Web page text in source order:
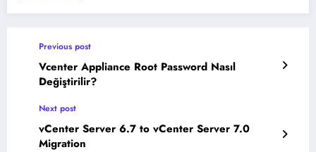
Previous post
Vcenter Appliance Root Password Nasıl
Değiştirilir?
Next post
vCenter Server 6.7 to vCenter Server 7.0
Migration